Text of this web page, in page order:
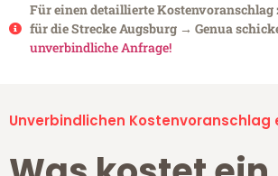
Für einen detaillierte Kostenvoranschlag
für die Strecke Augsburg → Genua
unverbindliche Anfrage!
Unverbindlichen Kostenvoranschlag